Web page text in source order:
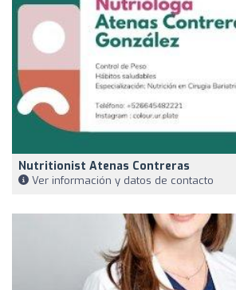
Nutritionist Atenas Contreras
Ver información y datos de contacto